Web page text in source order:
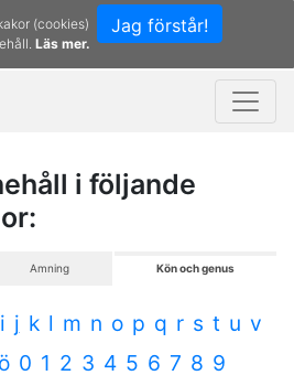
Jag förstår!
(cookies)
Läs mer.
i följande
Amning Kön och genus
i j k l m n o p q r s t u v
ö 0 1 2 3 4 5 6 7 8 9